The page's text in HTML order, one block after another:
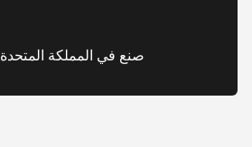
صنع في المملكة المتحدة